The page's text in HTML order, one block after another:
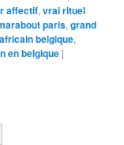
affectif,vrai rituel
paris,grand
belgique,
en belgique |